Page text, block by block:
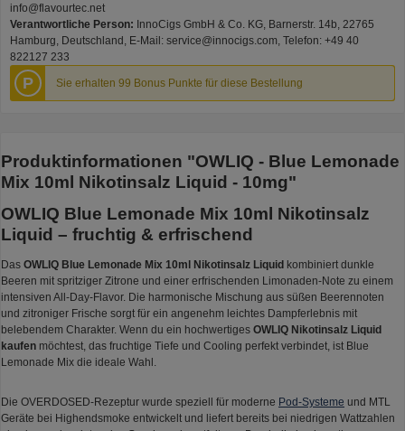
info@flavourtec.net
Verantwortliche Person: InnoCigs GmbH & Co. KG, Barnerstr. 14b, 22765
Hamburg, Deutschland, E-Mail: service@innocigs.com, Telefon: +49 40
822127 233
P Sie erhalten 99 Bonus Punkte für diese Bestellung
Produktinformationen "OWLIQ - Blue Lemonade
Mix 10ml Nikotinsalz Liquid - 10mg"
OWLIQ Blue Lemonade Mix 10ml Nikotinsalz
Liquid – fruchtig & erfrischend
Das OWLIQ Blue Lemonade Mix 10ml Nikotinsalz Liquid kombiniert dunkle
Beeren mit spritziger Zitrone und einer erfrischenden Limonaden-Note zu einem
intensiven All-Day-Flavor. Die harmonische Mischung aus süßen Beerennoten
und zitroniger Frische sorgt für ein angenehm leichtes Dampferlebnis mit
belebendem Charakter. Wenn du ein hochwertiges OWLIQ Nikotinsalz Liquid
kaufen möchtest, das fruchtige Tiefe und Cooling perfekt verbindet, ist Blue
Lemonade Mix die ideale Wahl.
Die OVERDOSED-Rezeptur wurde speziell für moderne Pod-Systeme und MTL
Geräte bei Highendsmoke entwickelt und liefert bereits bei niedrigen Wattzahlen